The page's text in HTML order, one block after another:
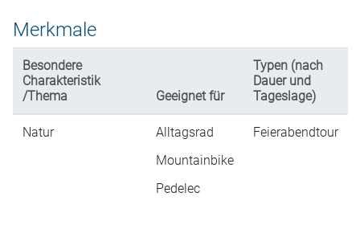
Merkmale
Besondere
Charakteristik
/Thema
Geeignet für
Typen (nach
Dauer und
Tageslage)
Natur
Alltagsrad
Mountainbike
Pedelec
Feierabendtour